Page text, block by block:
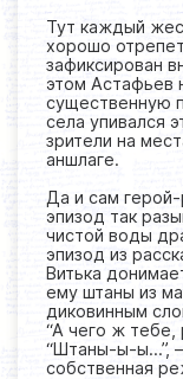
Тут каждый
хорошо
зафиксирован
этом Астафьев
существенную
села упивался
зрители на
аншлаге.
Да и сам
эпизод так
чистой воды
эпизод из
Витька
ему штаны из
диковинным
“А чего ж
“Штаны-ы-ы…”,
собственная